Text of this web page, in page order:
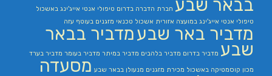
בבאר שבע חברת הדברה בדרום טיפולי אנטי אייג'ינג באשכול
טיפולי אנטי אייג'ינג במועצה אזורית אשכול טכנאי מזגנים בעוטף עזה
מדביר באר שבעמדביר בבאר
שבע מדביר בדרום מדביר בלהבים מדביר במיתר מדביר בעומר מדביר בערד
מכון קוסמטיקה באשכול מכירת מזגנים מנעולן בבאר שבע מסעדה